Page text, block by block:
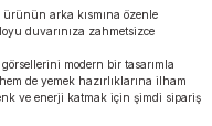
ürünün arka kısmına özenle
duvarınıza zahmetsizce
modern bir tasarımla
de yemek hazırlıklarına ilham
ve enerji katmak için şimdi sipariş